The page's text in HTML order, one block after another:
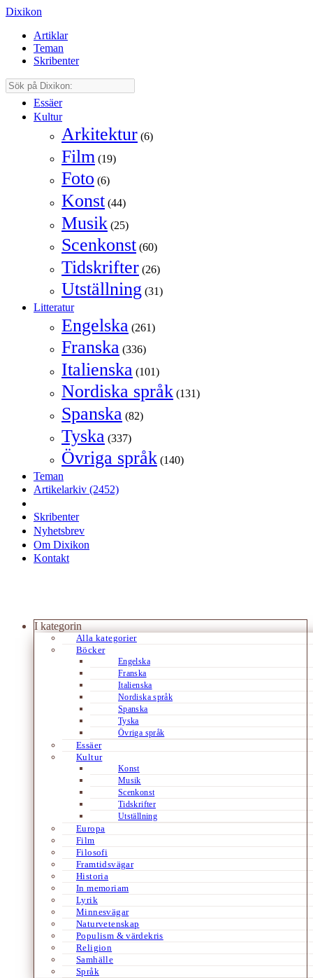
Dixikon
Artiklar
Teman
Skribenter
Essäer
Kultur
Arkitektur (6)
Film (19)
Foto (6)
Konst (44)
Musik (25)
Scenkonst (60)
Tidskrifter (26)
Utställning (31)
Litteratur
Engelska (261)
Franska (336)
Italienska (101)
Nordiska språk (131)
Spanska (82)
Tyska (337)
Övriga språk (140)
Teman
Artikelarkiv (2452)
Skribenter
Nyhetsbrev
Om Dixikon
Kontakt
I kategorin
Alla kategorier
Böcker
Engelska
Franska
Italienska
Nordiska språk
Spanska
Tyska
Övriga språk
Essäer
Kultur
Konst
Musik
Scenkonst
Tidskrifter
Utställning
Europa
Film
Filosofi
Framtidsvägar
Historia
In memoriam
Lyrik
Minnesvägar
Naturvetenskap
Populism & värdekris
Religion
Samhälle
Språk